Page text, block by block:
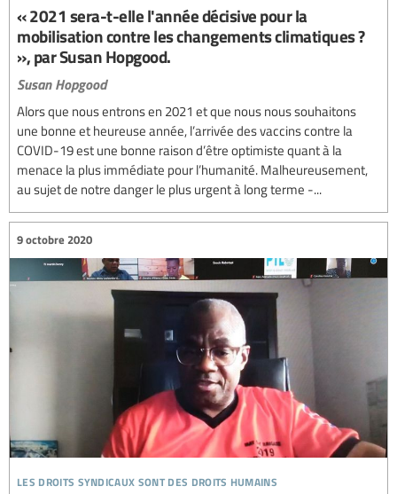
« 2021 sera-t-elle l'année décisive pour la
mobilisation contre les changements climatiques ?
», par Susan Hopgood.
Susan Hopgood
Alors que nous entrons en 2021 et que nous nous souhaitons
une bonne et heureuse année, l’arrivée des vaccins contre la
COVID-19 est une bonne raison d’être optimiste quant à la
menace la plus immédiate pour l’humanité. Malheureusement,
au sujet de notre danger le plus urgent à long terme -...
les droits syndicaux sont des droits humains
9 octobre 2020